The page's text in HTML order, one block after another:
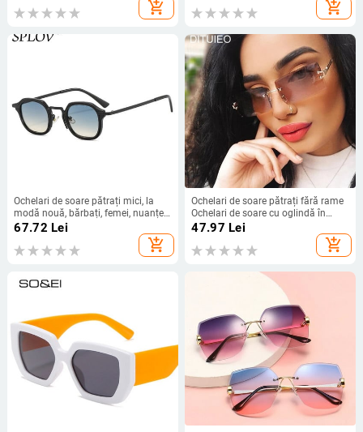
marcă, protecție UV400, ochelari de
add_shopping_cart
galbene, albastre, retro, S22728add_shopping_cart
Ochelari de soare pătrați mici, la
modă nouă, bărbați, femei, nuanțe
retro punk, bărbați, femei, ochelari
de șofat la modă, UV400, leopard
negru
67.72 Lei
add_shopping_cart
Ochelari de soare pătrați fără rame
Ochelari de soare cu oglindă în
degrade Ochelari de soare cu cadru
47.97 Lei
add_shopping_cart